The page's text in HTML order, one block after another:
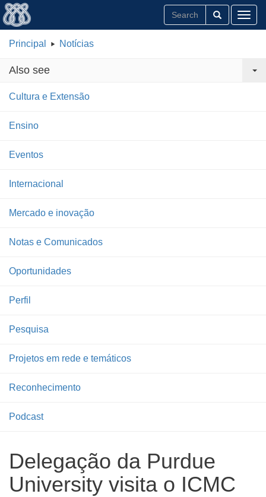
Principal Notícias
Also see
Cultura e Extensão
Ensino
Eventos
Internacional
Mercado e inovação
Notas e Comunicados
Oportunidades
Perfil
Pesquisa
Projetos em rede e temáticos
Reconhecimento
Podcast
Delegação da Purdue
University visita o ICMC